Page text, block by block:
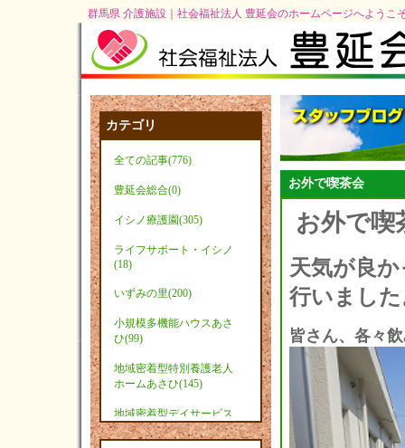
群馬県 介護施設｜社会福祉法人 豊延会のホームページへようこ
カテゴリ
全ての記事(776)
豊延会総合(0)
イシノ療護園(305)
ライフサポート・イシノ
(18)
いずみの里(200)
小規模多機能ハウスあさ
ひ(99)
地域密着型特別養護老人
ホームあさひ(145)
地域密着型デイサービス
あさひ(9)
お外で喫茶会
お外で喫
天気が良
行いまし
皆さん、各々